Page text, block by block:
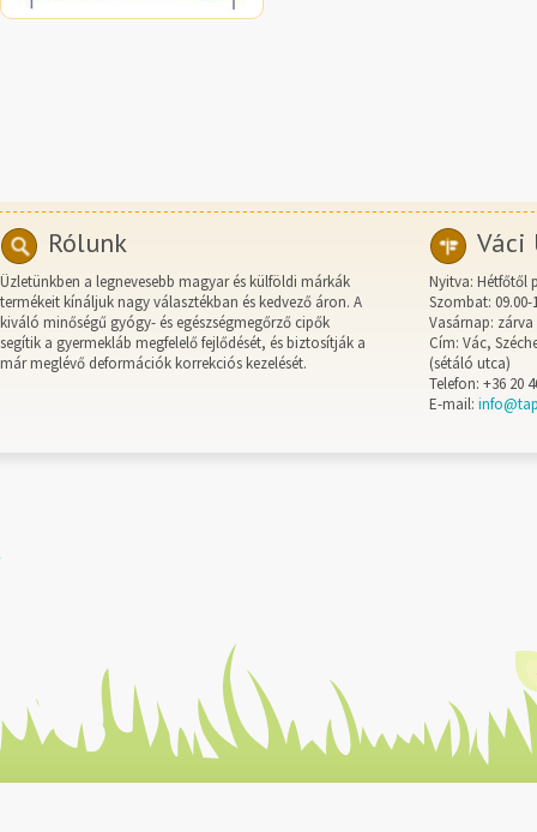
Rólunk
Üzletünkben a legnevesebb magyar és külföldi márkák
termékeit kínáljuk nagy választékban és kedvező áron. A
kiváló minőségű gyógy- és egészségmegőrző cipők
segítik a gyermekláb megfelelő fejlődését, és biztosítják a
már meglévő deformációk korrekciós kezelését.
Váci
Nyitva: Hétfőtől
Szombat: 09.00-
Vasárnap: zárva
Cím: Vác,
(sétáló utca)
Telefon: +36 20
E-mail: